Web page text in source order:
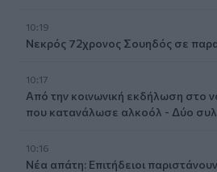
10:19
Νεκρός 72χρονος Σουηδός σε
10:17
Από την κοινωνική εκδήλωση στο
που κατανάλωσε αλκοόλ - Δύο
10:16
Νέα απάτη: Επιτήδειοι